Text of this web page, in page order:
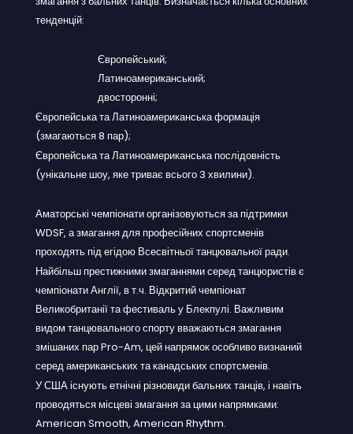
тенденцій:
Європейський;
Латиноамериканський;
двосторонні;
Європейська та Латиноамериканська формація
(змагаються 8 пар);
Європейська та Латиноамериканська послідовність
(унікальне шоу, яке триває всього 3 хвилини).
Аматорські чемпіонати організовуються за підтримки
WDSF, а змагання для професійних спортсменів
проходять під егідою Всесвітньої танцювальної ради.
Найбільш престижними змаганнями серед танцюристів є
чемпіонати Англії, в т.ч. Відкритий чемпіонат
Великобританії та фестиваль у Блекпулі. Важливим
видом танцювального спорту вважаються змагання
змішаних пар Pro-Am, цей напрямок особливо визнаний
серед американських та канадських спортсменів.
У США існують етнічні різновиди бальних танців, і навіть
проводяться місцеві змагання за цими напрямками:
American Smooth, American Rhythm.